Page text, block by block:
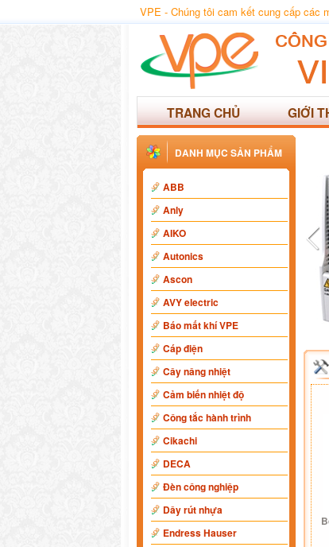
VPE - Chúng tôi cam kết cung cấp các
TRANG CHỦ GIỚI
DANH MỤC SẢN PHẨM
ABB
Anly
AIKO
Autonics
Ascon
AVY electric
Báo mất khí VPE
Cáp điện
Cây nâng nhiệt
Cảm biến nhiệt độ
Công tắc hành trình
Cikachi
DECA
Đèn công nghiệp
Dây rút nhựa
Endress Hauser